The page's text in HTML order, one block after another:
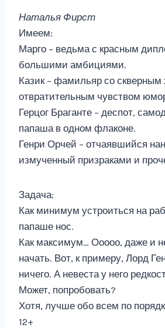
Наталья Фирст
Имеем:
Марго – ведьма с красным
большими амбициями.
Казик – фамильяр со скверным
отвратительным чувством
Герцог Браганте – деспот,
папаша в одном флаконе.
Генри Орчей – отчаявшийся
измученный призраками и
Задача:
Как минимум устроиться на
папаше нос.
Как максимум… Ооооо, даже и
начать. Вот, к примеру, Лорд
ничего. А невеста у него
Может, попробовать?
Хотя, лучше обо всем по
12+